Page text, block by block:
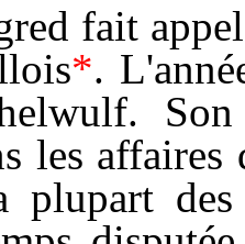
fait
*.
Son
les affaires
plupart